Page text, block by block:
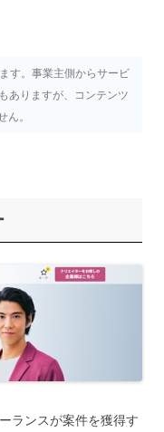
す。事業主側からサービ
ありますが、コンテンツ
ん。
ランスが案件を獲得す